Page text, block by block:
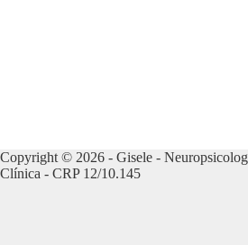
Copyright © 2026 - Gisele -
Clínica - CRP 12/10.145